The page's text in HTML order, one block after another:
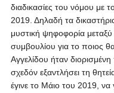
διαδικασίες του νόμου με
2019. Δηλαδή τα
μυστική ψηφοφορία
συμβουλίου για το ποιος
Αγγελίδου ήταν
σχεδόν εξαντλήσει τη
έγινε το Μάιο του 2019, να